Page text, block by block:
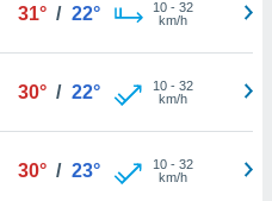
31° / 22° 10- 32
km/h
30° / 22° 10- 32
km/h
30° / 23° 10- 32
km/h